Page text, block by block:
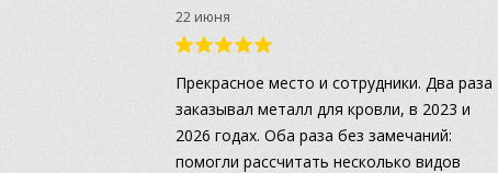
22 июня
Прекрасное место и сотрудники. Два раза
заказывал металл для кровли, в 2023 и
2026 годах. Оба раза без замечаний:
помогли рассчитать несколько видов